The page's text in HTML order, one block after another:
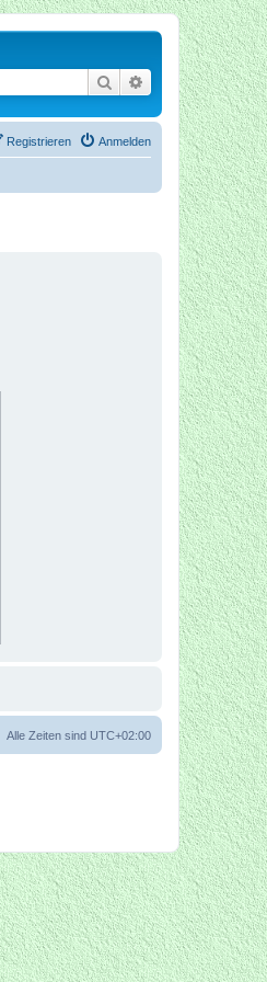
Suche Erweiterte Suche
Anmelden
Registrieren
Alle Zeiten sind UTC+02:00